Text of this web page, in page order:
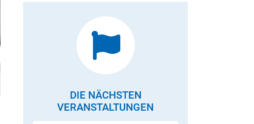
DIE NÄCHSTEN
VERANSTALTUNGEN